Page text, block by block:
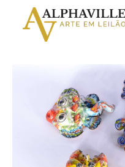
Criar
Faça
login